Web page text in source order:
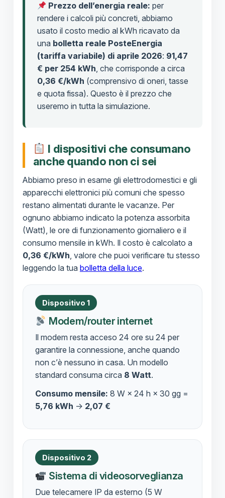
Prezzo dell’energia reale: per
rendere i calcoli più concreti, abbiamo
usato il costo medio al kWh ricavato da
una bolletta reale PosteEnergia
(tariffa variabile) di aprile 2026: 91,47
€ per 254 kWh, che corrisponde a circa
0,36 €/kWh (comprensivo di oneri, tasse
e quota fissa). Questo è il prezzo che
useremo in tutta la simulazione.
I dispositivi che consumano
anche quando non ci sei
Abbiamo preso in esame gli elettrodomestici e gli
apparecchi elettronici più comuni che spesso
restano alimentati durante le vacanze. Per
ognuno abbiamo indicato la potenza assorbita
(Watt), le ore di funzionamento giornaliero e il
consumo mensile in kWh. Il costo è calcolato a
0,36 €/kWh, valore che puoi verificare tu stesso
leggendo la tua bolletta della luce.
Dispositivo 1
Modem/router internet
Il modem resta acceso 24 ore su 24 per
garantire la connessione, anche quando
non c’è nessuno in casa. Un modello
standard consuma circa 8 Watt.
Consumo mensile: 8 W × 24 h × 30 gg =
5,76 kWh → 2,07 €
Dispositivo 2
Sistema di videosorveglianza
Due telecamere IP da esterno (5 W